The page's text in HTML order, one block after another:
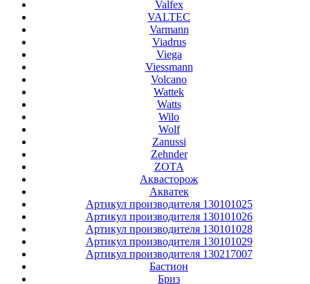
Valfex
VALTEC
Varmann
Viadrus
Viega
Viessmann
Volcano
Wattek
Watts
Wilo
Wolf
Zanussi
Zehnder
ZOTA
Аквасторож
Акватек
Артикул производителя 130101025
Артикул производителя 130101026
Артикул производителя 130101028
Артикул производителя 130101029
Артикул производителя 130217007
Бастион
Бриз